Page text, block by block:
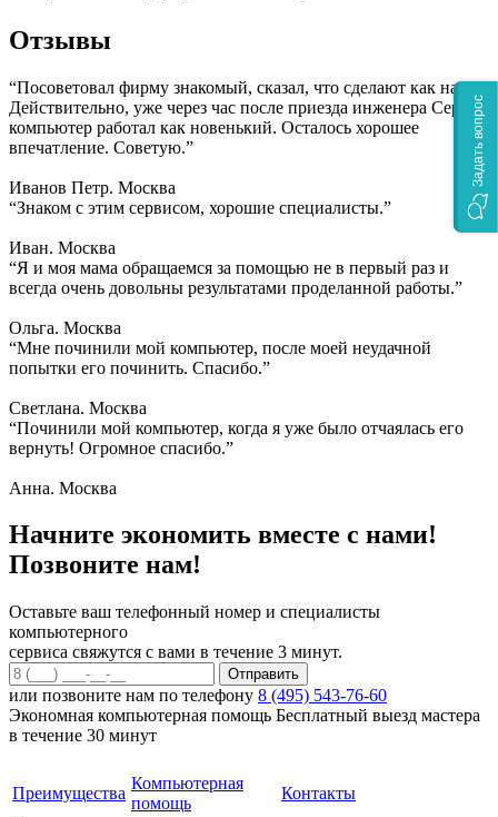
Отзывы
“Посоветовал фирму знакомый, сказал, что сделают как надо.
Действительно, уже через час после приезда инженера Сергея
компьютер работал как новенький. Осталось хорошее
впечатление. Советую.”
Иванов Петр. Москва
“Знаком с этим сервисом, хорошие специалисты.”
Иван. Москва
“Я и моя мама обращаемся за помощью не в первый раз и
всегда очень довольны результатами проделанной работы.”
Ольга. Москва
“Мне починили мой компьютер, после моей неудачной
попытки его починить. Спасибо.”
Светлана. Москва
“Починили мой компьютер, когда я уже было отчаялась его
вернуть! Огромное спасибо.”
Анна. Москва
Начните экономить вместе с нами!
Позвоните нам!
Оставьте ваш телефонный номер и специалисты
компьютерного
сервиса свяжутся с вами в течение 3 минут.
или позвоните нам по телефону 8 (495) 543-76-60
Экономная компьютерная помощь Бесплатный выезд мастера
в течение 30 минут
Преимущества
Компьютерная
помощь
Контакты
Задать вопрос